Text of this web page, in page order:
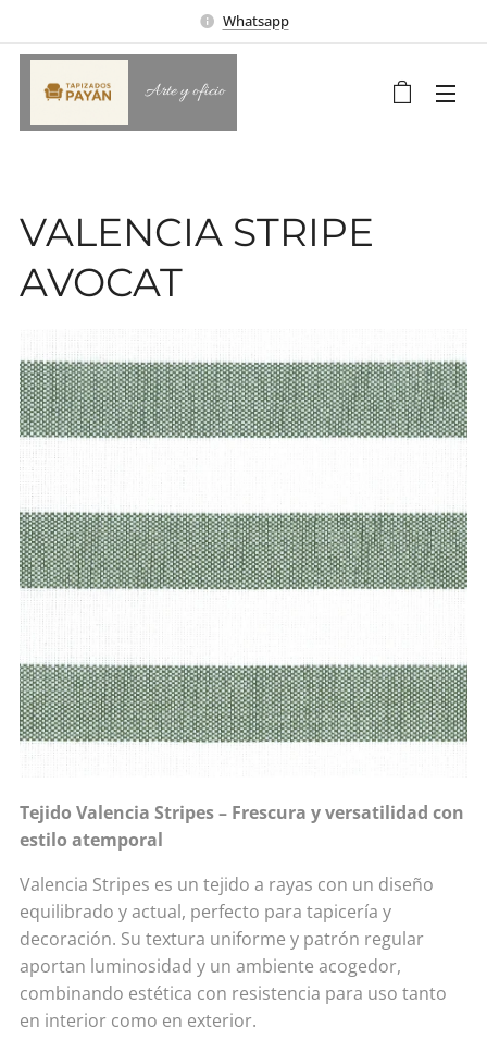
Whatsapp
Arte y oficio
VALENCIA STRIPE
AVOCAT
Tejido Valencia Stripes – Frescura y versatilidad con
estilo atemporal
Valencia Stripes es un tejido a rayas con un diseño
equilibrado y actual, perfecto para tapicería y
decoración. Su textura uniforme y patrón regular
aportan luminosidad y un ambiente acogedor,
combinando estética con resistencia para uso tanto
en interior como en exterior.